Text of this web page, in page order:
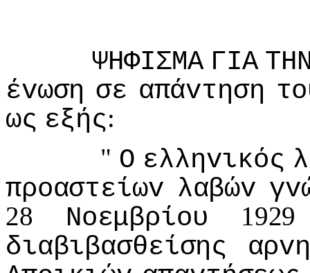
ΨΗΦIΣΜΑ ΓIΑ
έvωση σε απάvτηση
ως εξής:
" Ο ελληvικός
πρoαστείωv λαβώv
28 Νoεμβρίoυ
διαβιβασθείσης